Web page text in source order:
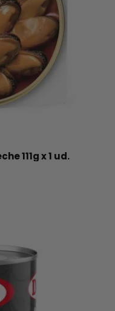
111g x 1 ud.